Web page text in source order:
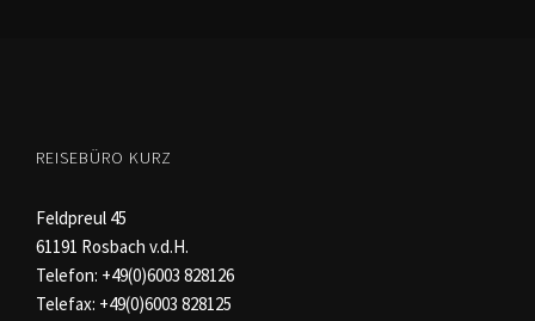
REISEBÜRO KURZ
Feldpreul 45
61191 Rosbach v.d.H.
Telefon: +49(0)6003 828126
Telefax: +49(0)6003 828125